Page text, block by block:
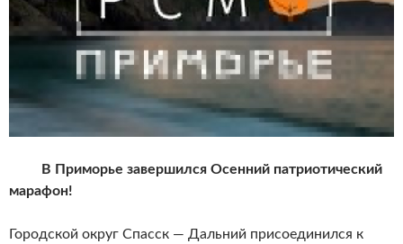
В Приморье завершился Осенний патриотический
марафон!
Городской округ Спасск — Дальний присоединился к